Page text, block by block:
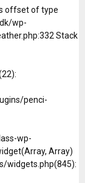
offset of type
wp-
Stack
penci-
wp-
Array)
widgets.php(845):